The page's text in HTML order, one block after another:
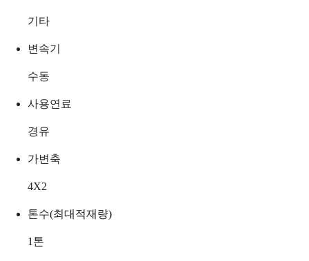
기타
변속기
수동
사용연료
경유
가변축
4X2
톤수(최대적재량)
1 톤